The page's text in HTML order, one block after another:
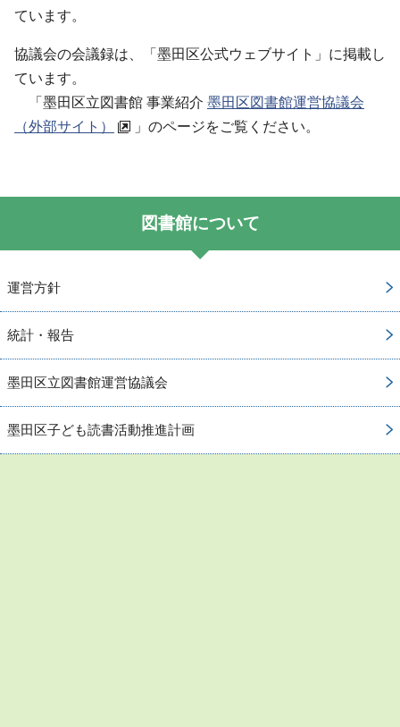
ています。
協議会の会議録は、「墨田区公式ウェブサイト」に掲載し
ています。
「墨田区立図書館 事業紹介 墨田区図書館運営協議会
（外部サイト）
」のページをご覧ください。
図書館について
運営方針
統計・報告
墨田区立図書館運営協議会
墨田区子ども読書活動推進計画